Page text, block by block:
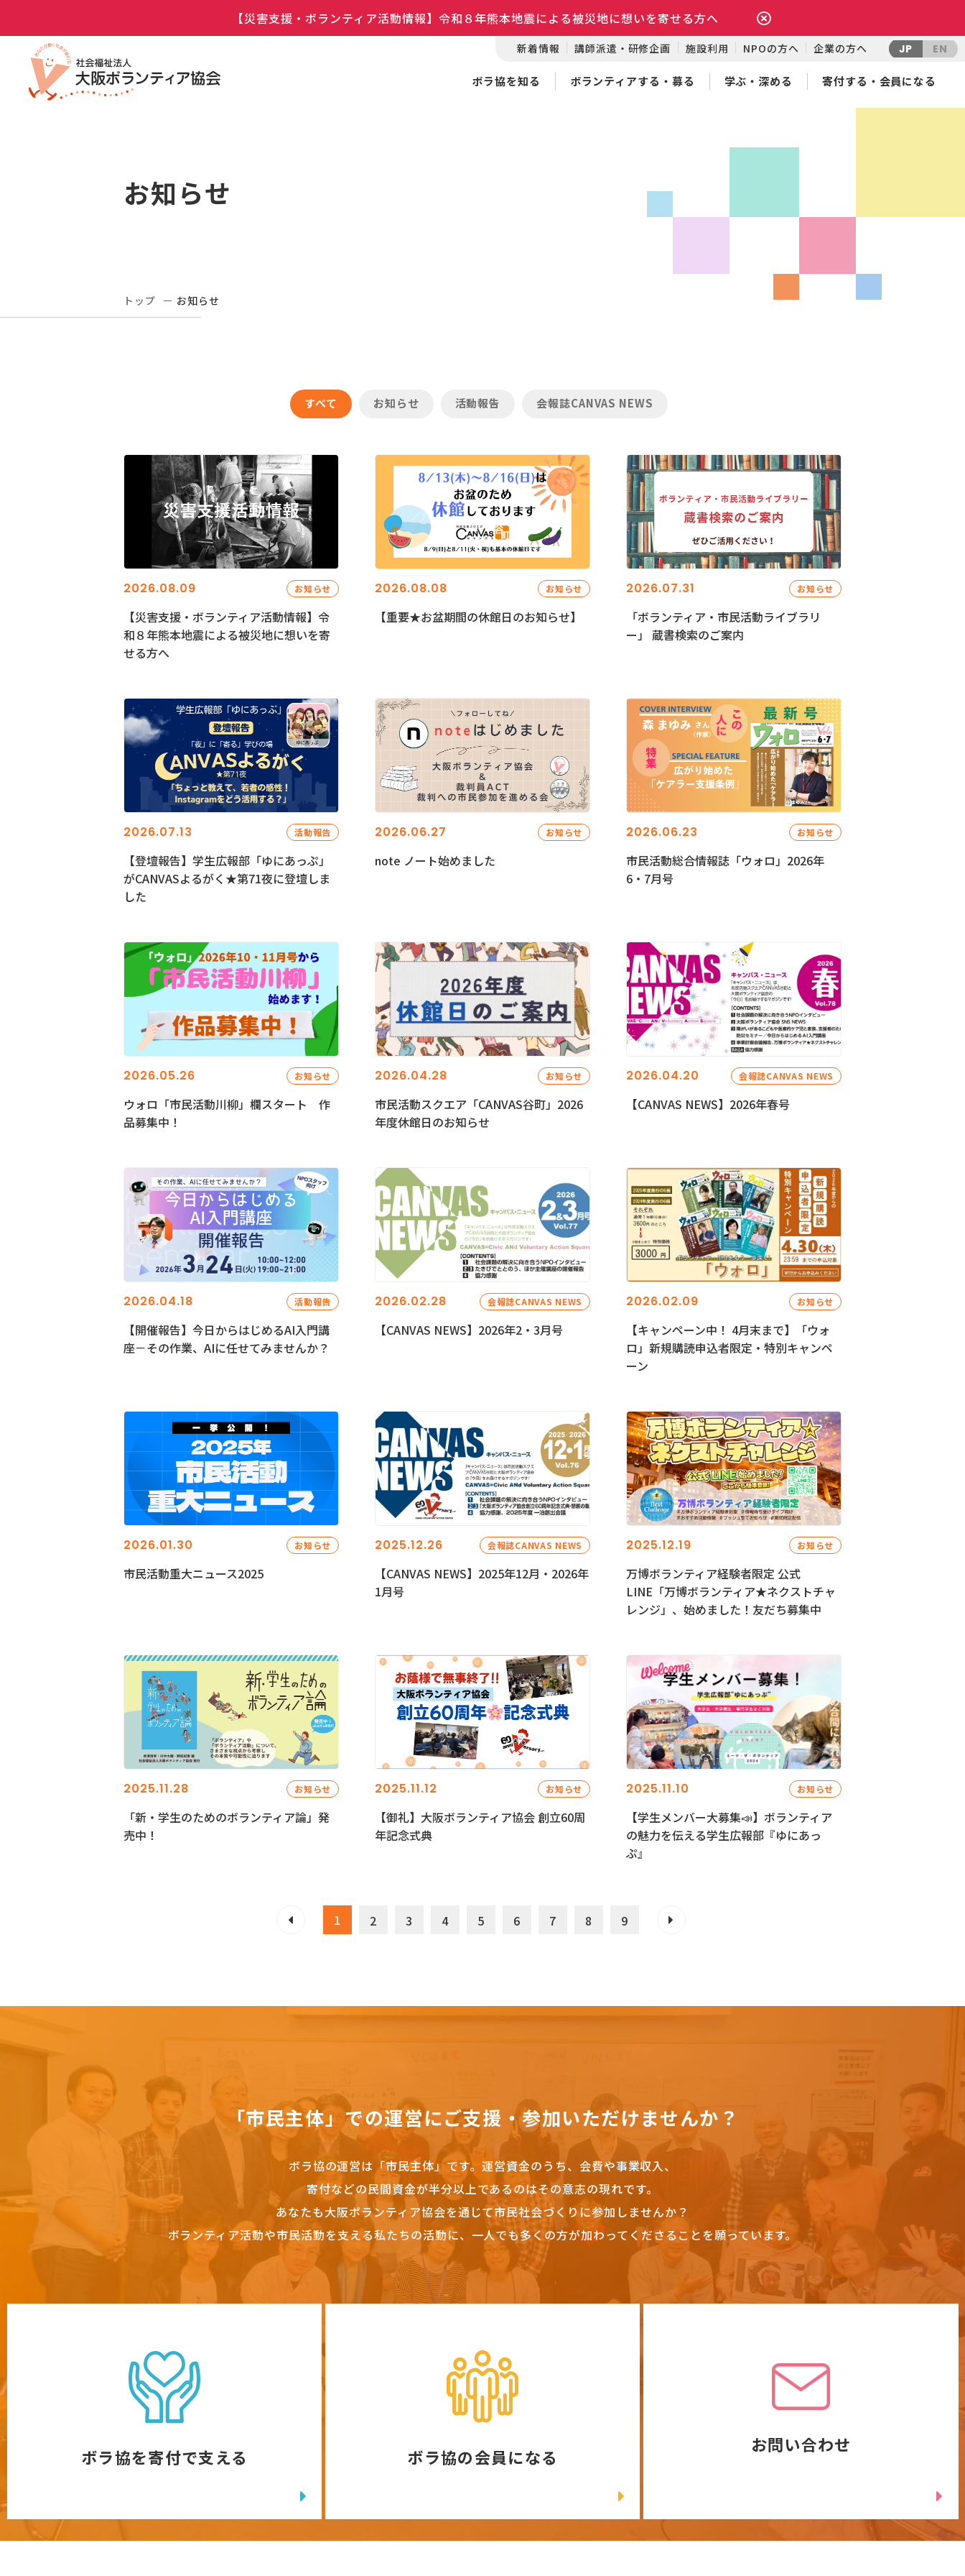
【災害支援・ボランティア活動情報】令和８年熊本地震による被災地に想いを寄せる方へ
新着情報 講師派遣・研修企画 施設利用 NPOの方へ 企業の方へ JP EN
ボラ協を知る ボランティアする・募る 学ぶ・深める 寄付する・会員になる
お知らせ
トップ お知らせ
すべて お知らせ 活動報告 会報誌CANVAS NEWS
2026.08.09 お知らせ
【災害支援・ボランティア活動情報】令
和８年熊本地震による被災地に想いを寄
せる方へ
2026.08.08 お知らせ
【重要★お盆期間の休館日のお知らせ】
2026.07.31 お知らせ
「ボランティア・市民活動ライブラリ
ー」 蔵書検索のご案内
2026.07.13 活動報告
【登壇報告】学生広報部「ゆにあっぷ」
がCANVASよるがく★第71夜に登壇しま
した
2026.06.27 お知らせ
note ノート始めました
2026.06.23 お知らせ
市民活動総合情報誌「ウォロ」2026年
6・7月号
2026.05.26 お知らせ
ウォロ「市民活動川柳」欄スタート 作
品募集中！
2026.04.28 お知らせ
市民活動スクエア「CANVAS谷町」2026
年度休館日のお知らせ
2026.04.20 会報誌CANVAS NEWS
【CANVAS NEWS】2026年春号
2026.04.18 活動報告
【開催報告】今日からはじめるAI入門講
座－その作業、AIに任せてみませんか？
2026.02.28 会報誌CANVAS NEWS
【CANVAS NEWS】2026年2・3月号
2026.02.09 お知らせ
【キャンペーン中！ 4月末まで】「ウォ
ロ」新規購読申込者限定・特別キャンペ
ーン
2026.01.30 お知らせ
市民活動重大ニュース2025
2025.12.26 会報誌CANVAS NEWS
【CANVAS NEWS】2025年12月・2026年
1月号
2025.12.19 お知らせ
万博ボランティア経験者限定 公式
LINE「万博ボランティア★ネクストチャ
レンジ」、始めました！友だち募集中
2025.11.28 お知らせ
「新・学生のためのボランティア論」発
売中！
2025.11.12 お知らせ
【御礼】大阪ボランティア協会 創立60周
年記念式典
2025.11.10 お知らせ
【学生メンバー大募集📣】ボランティア
の魅力を伝える学生広報部『ゆにあっ
ぷ』
1 2 3 4 5 6 7 8 9
「市民主体」での運営にご支援・参加いただけませんか？
ボラ協の運営は「市民主体」です。 運営資金のうち、会費や事業収入、
寄付などの民間資金が半分以上であるのはその意志の現れです。
あなたも大阪ボランティア協会を通じて市民社会づくりに参加しませんか？
ボランティア活動や市民活動を支える私たちの活動に、一人でも多くの方が加わってくださることを願っています。
ボラ協を寄付で支える ボラ協の会員になる
お問い合わせ